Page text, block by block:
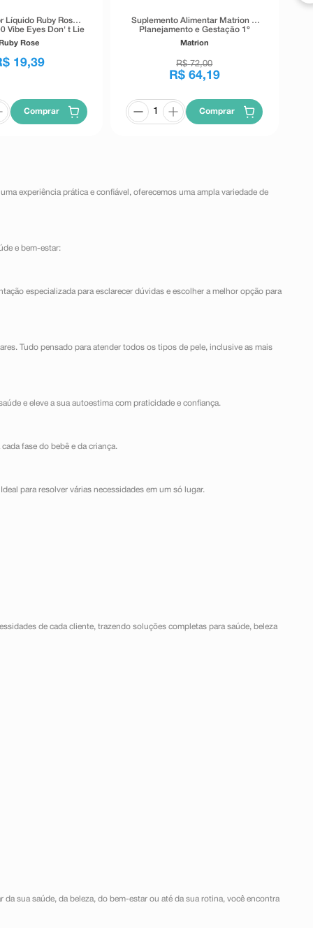
Líquido Ruby Rose
Vibe Eyes Don' t Lie
5,5g
Ruby Rose
19,39
Comprar
Suplemento Alimentar Matrion D
Planejamento e Gestação 1°
Trimestre 30 Comprimidos
Revestidos
Matrion
R$ 72,00
R$ 64,19
Comprar
experiência prática e confiável, oferecemos uma ampla variedade de
e bem-estar:
especializada para esclarecer dúvidas e escolher a melhor opção para
Tudo pensado para atender todos os tipos de pele, inclusive as mais
e eleve a sua autoestima com praticidade e confiança.
fase do bebê e da criança.
para resolver várias necessidades em um só lugar.
de cada cliente, trazendo soluções completas para saúde, beleza
sua saúde, da beleza, do bem-estar ou até da sua rotina, você encontra